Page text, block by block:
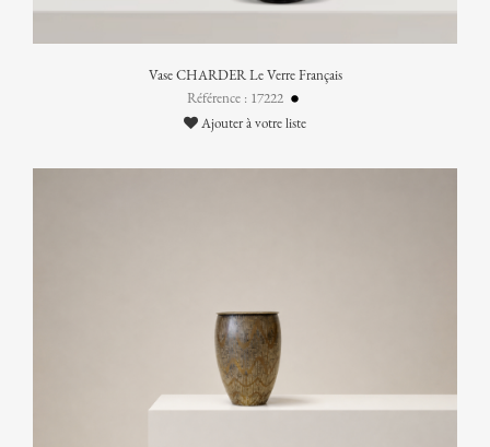
Vase CHARDER Le Verre Français
Référence : 17222
Ajouter à votre liste